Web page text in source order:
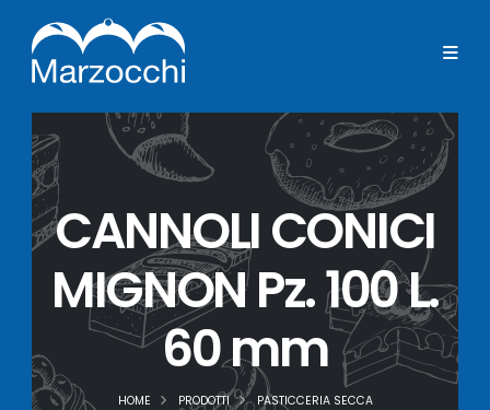
CANNOLI CONICI
MIGNON Pz. 100 L.
60 mm
HOME PRODOTTI
PASTICCERIA SECCA